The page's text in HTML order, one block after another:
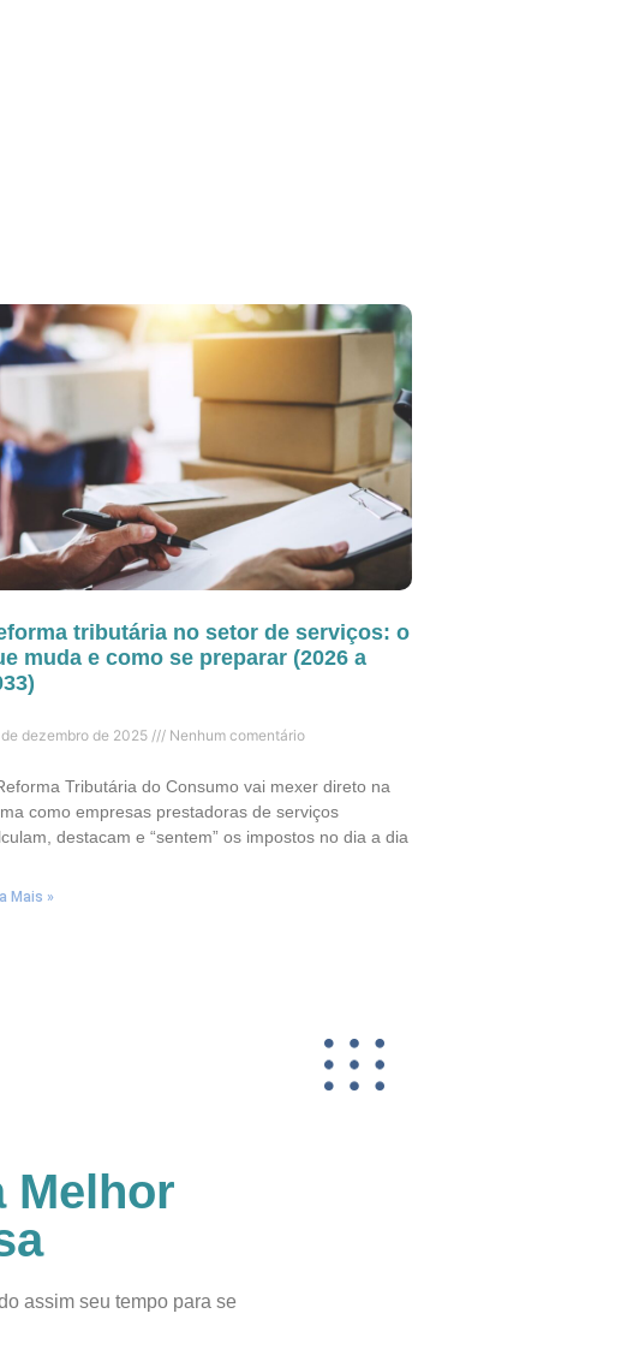
tributária no setor de serviços: o
muda e como se preparar (2026 a
dezembro de 2025 Nenhum comentário
Tributária do Consumo vai mexer direto na
como empresas prestadoras de serviços
destacam e “sentem” os impostos no dia a dia
Mais »
Melhor
assim seu tempo para se